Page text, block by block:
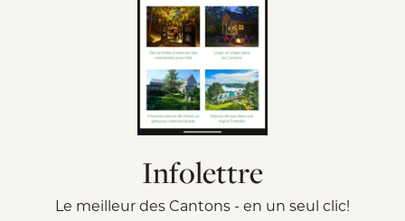
Infolettre
Le meilleur des Cantons - en un seul clic!